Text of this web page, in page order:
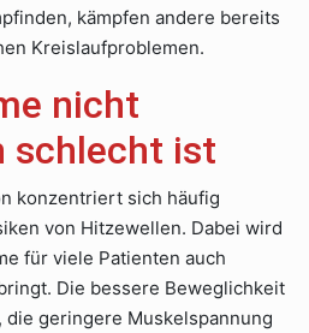
kämpfen andere bereits
Kreislaufproblemen.
nicht
schlecht ist
konzentriert sich häufig
von Hitzewellen. Dabei wird
für viele Patienten auch
Die bessere Beweglichkeit
geringere Muskelspannung